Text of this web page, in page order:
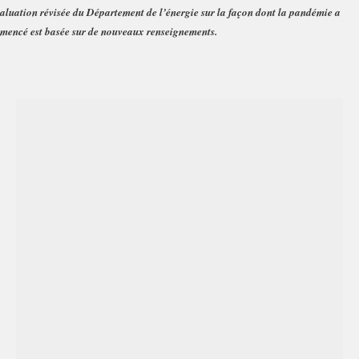
révisée du Département de l’énergie sur la façon dont la pandémie a
est basée sur de nouveaux renseignements.